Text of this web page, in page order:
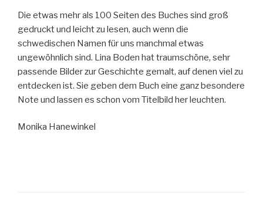
Die etwas mehr als 100 Seiten des Buches sind groß
gedruckt und leicht zu lesen, auch wenn die
schwedischen Namen für uns manchmal etwas
ungewöhnlich sind. Lina Boden hat traumschöne, sehr
passende Bilder zur Geschichte gemalt, auf denen viel zu
entdecken ist. Sie geben dem Buch eine ganz besondere
Note und lassen es schon vom Titelbild her leuchten.
Monika Hanewinkel